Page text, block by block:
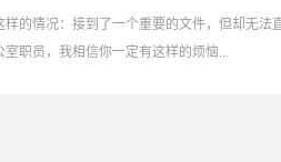
样的情况：接到了一个重要的文件，但却无法
室职员，我相信你一定有这样的烦恼...